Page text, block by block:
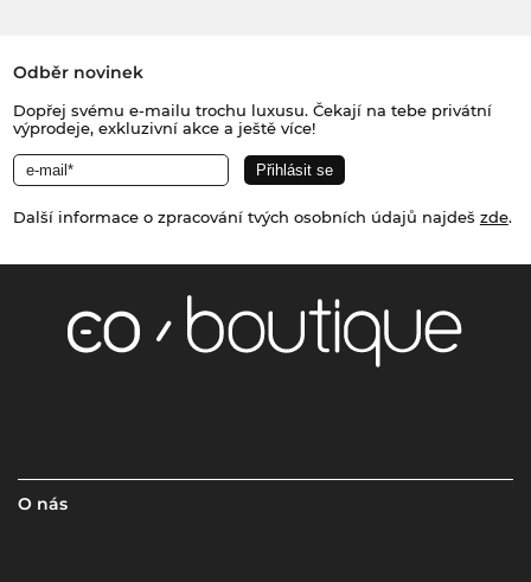
Odběr novinek
Dopřej svému e-mailu trochu luxusu. Čekají na tebe privátní
výprodeje, exkluzivní akce a ještě více!
Další informace o zpracování tvých osobních údajů najdeš zde.
O nás